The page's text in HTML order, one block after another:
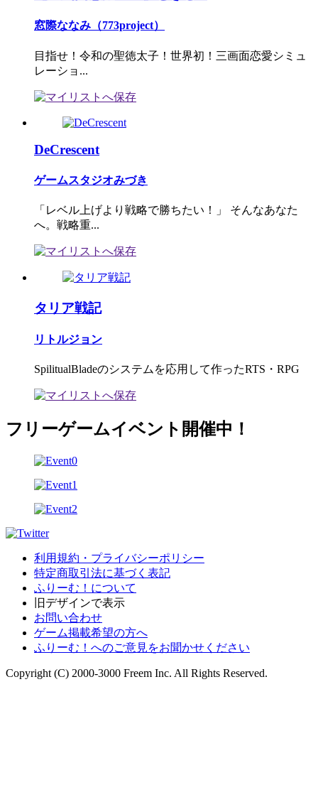
窓際ななみ（773project）
目指せ！令和の聖徳太子！世界初！三画面恋愛シミュ
レーショ...
DeCrescent
ゲームスタジオみづき
「レベル上げより戦略で勝ちたい！」 そんなあなた
へ。戦略重...
タリア戦記
リトルジョン
SpilitualBladeのシステムを応用して作ったRTS・RPG
フリーゲームイベント開催中！
利用規約・プライバシーポリシー
特定商取引法に基づく表記
ふりーむ！について
旧デザインで表示
お問い合わせ
ゲーム掲載希望の方へ
ふりーむ！へのご意見をお聞かせください
Copyright (C) 2000-3000 Freem Inc. All Rights Reserved.